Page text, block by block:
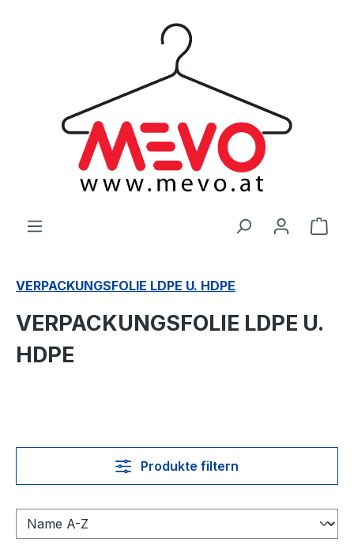
VERPACKUNGSFOLIE LDPE U. HDPE
VERPACKUNGSFOLIE LDPE U.
HDPE
Produkte filtern